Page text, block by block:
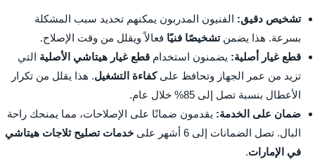
تشخيص دقيق: الفنيون المدربون يمكنهم تحديد سبب المشكلة
بسرعة. هذا يضمنتشخيصًا فنيًا فعالاً ويقلل من وقت الإصلاح.
قطع غيار أصلية: يضمنون استخدام قطع غيار هيتاشي الأصلية التي
تزيد من عمر الجهاز وتحافظ علىكفاءة التشغيل. هذا يقلل من تكرار
الأعطال بنسبة تصل إلى 85% خلال عام.
ضمان على الخدمة: يقدمون ضمانًا على الإصلاحات، مما يمنحك راحة
البال. تصل الضمانات إلى 6 أشهر على
خدمات تصليح ثلاجات هيتاشي
في الإمارات.